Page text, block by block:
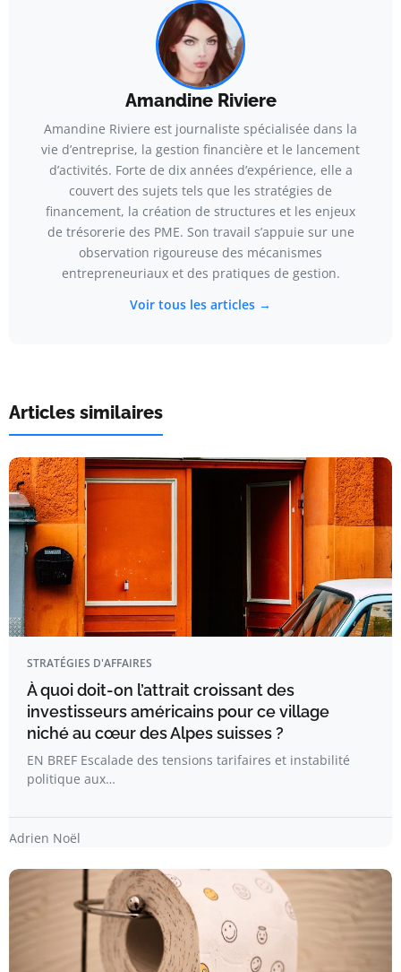
Amandine Riviere
Amandine Riviere est journaliste spécialisée dans la
vie d’entreprise, la gestion financière et le lancement
d’activités. Forte de dix années d’expérience, elle a
couvert des sujets tels que les stratégies de
financement, la création de structures et les enjeux
de trésorerie des PME. Son travail s’appuie sur une
observation rigoureuse des mécanismes
entrepreneuriaux et des pratiques de gestion.
Voir tous les articles →
Articles similaires
STRATÉGIES D'AFFAIRES
À quoi doit-on l’attrait croissant des
investisseurs américains pour ce village
niché au cœur des Alpes suisses ?
EN BREF Escalade des tensions tarifaires et instabilité
politique aux…
Adrien Noël